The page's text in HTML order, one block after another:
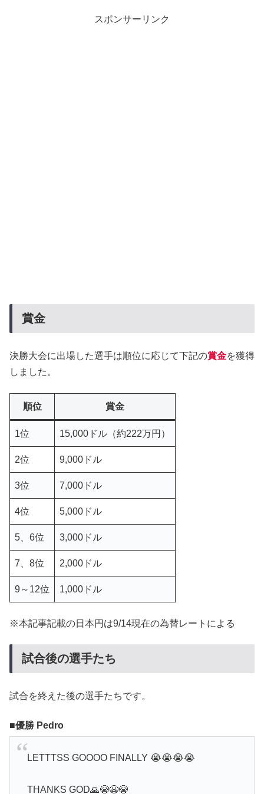
スポンサーリンク
賞金
決勝大会に出場した選手は順位に応じて下記の賞金を獲得
しました。
順位 賞金
1位 15,000ドル（約222万円）
2位 9,000ドル
3位 7,000ドル
4位 5,000ドル
5、6位 3,000ドル
7、8位 2,000ドル
9～12位 1,000ドル
※本記事記載の日本円は9/14現在の為替レートによる
試合後の選手たち
試合を終えた後の選手たちです。
優勝 Pedro
LETTTSS GOOOO FINALLY 😭😭😭😭
THANKS GOD🙏😭😭😭